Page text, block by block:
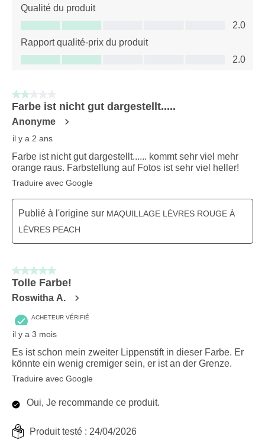
Qualité du produit
Qualité du produit, 2.0 sur 5
2.0
Rapport qualité-prix du produit
Rapport qualité-prix du produit, 2.0 sur 5
2.0
2 sur 5 étoiles.
Farbe ist nicht gut dargestellt.....
Anonyme
il y a 2 ans
Farbe ist nicht gut dargestellt...... kommt sehr viel mehr
orange raus. Farbstellung auf Fotos ist sehr viel heller!
Traduire avec Google
Publié à l'origine sur MAQUILLAGE LÈVRES ROUGE À
LÈVRES PEACH
5 sur 5 étoiles.
Tolle Farbe!
Roswitha A.
ACHETEUR VÉRIFIÉ
il y a 3 mois
Es ist schon mein zweiter Lippenstift in dieser Farbe. Er
könnte ein wenig cremiger sein, er ist an der Grenze.
Traduire avec Google
Oui, Je recommande ce produit.
Produit testé : 24/04/2026